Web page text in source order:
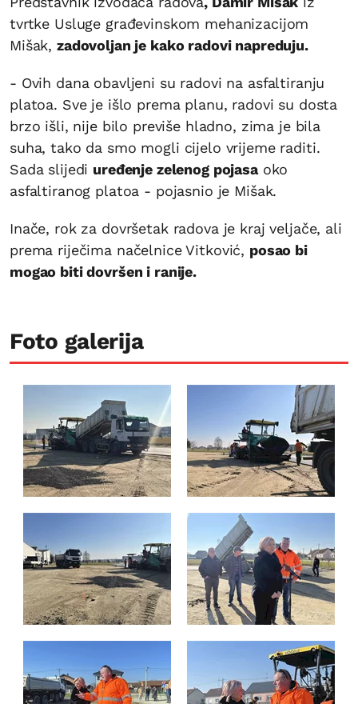
tvrtke Usluge građevinskom mehanizacijom
Mišak, zadovoljan je kako radovi napreduju.
- Ovih dana obavljeni su radovi na asfaltiranju
platoa. Sve je išlo prema planu, radovi su dosta
brzo išli, nije bilo previše hladno, zima je bila
suha, tako da smo mogli cijelo vrijeme raditi.
Sada slijedi uređenje zelenog pojasaoko
asfaltiranog platoa - pojasnio je Mišak.
Inače, rok za dovršetak radova je kraj veljače, ali
prema riječima načelnice Vitković, posao bi
mogao biti dovršen i ranije.
Foto galerija